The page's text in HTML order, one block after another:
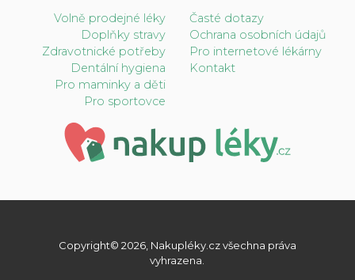
Volně prodejné léky
Doplňky stravy
Zdravotnické potřeby
Dentální hygiena
Pro maminky a děti
Pro sportovce
Časté dotazy
Ochrana osobních údajů
Pro internetové lékárny
Kontakt
Copyright© 2026, Nakupléky.cz všechna práva
vyhrazena.